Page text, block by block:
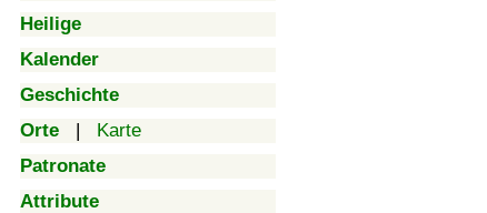
Heilige
Kalender
Geschichte
Orte | Karte
Patronate
Attribute